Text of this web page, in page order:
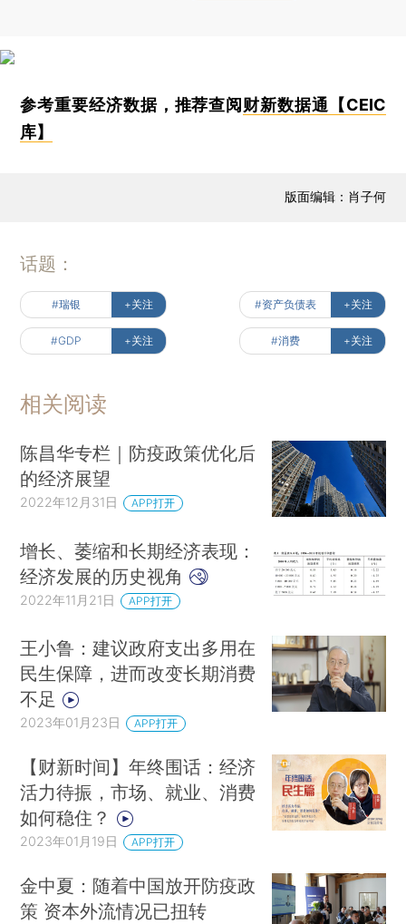
参考重要经济数据，推荐查阅财新数据通【CEIC
库】
版面编辑：肖子何
话题：
#瑞银 +关注 #资产负债表 +关注
#GDP +关注 #消费 +关注
相关阅读
陈昌华专栏｜防疫政策优化后
的经济展望
2022年12月31日 APP打开
增长、萎缩和长期经济表现：
经济发展的历史视角
2022年11月21日 APP打开
王小鲁：建议政府支出多用在
民生保障，进而改变长期消费
不足
2023年01月23日 APP打开
【财新时间】年终围话：经济
活力待振，市场、就业、消费
如何稳住？
2023年01月19日 APP打开
金中夏：随着中国放开防疫政
策 资本外流情况已扭转